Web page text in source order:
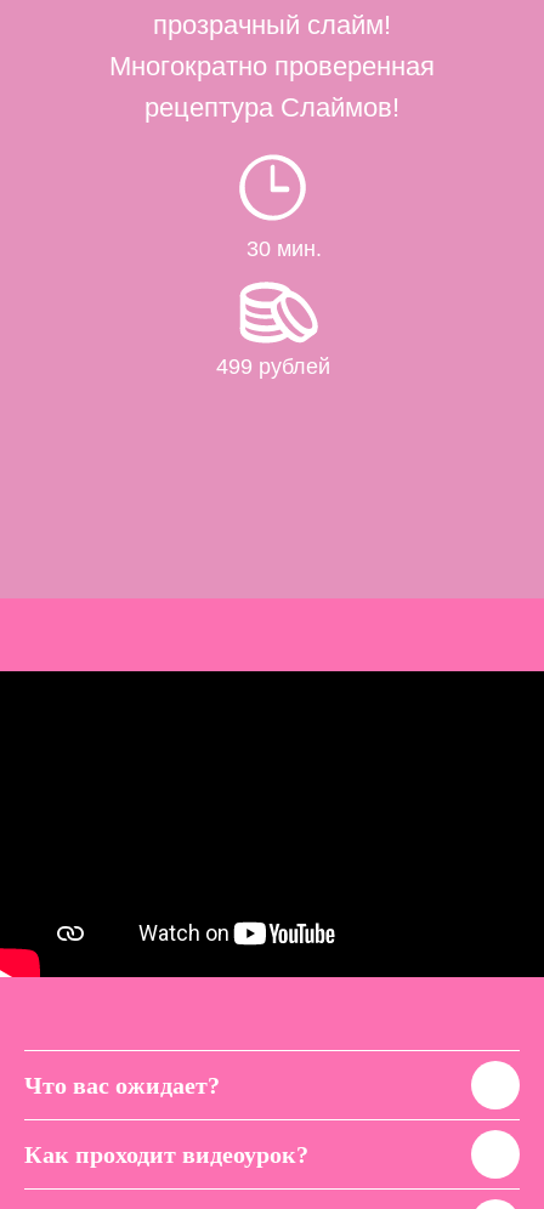
30 мин.
499 рублей
прозрачный слайм!
Многократно проверенная
рецептура Слаймов!
Что вас ожидает?
Как проходит видеоурок?